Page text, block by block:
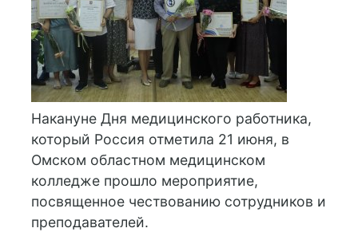
Накануне Дня медицинского работника,
который Россия отметила 21 июня, в
Омском областном медицинском
колледже прошло мероприятие,
посвященное чествованию сотрудников и
преподавателей.